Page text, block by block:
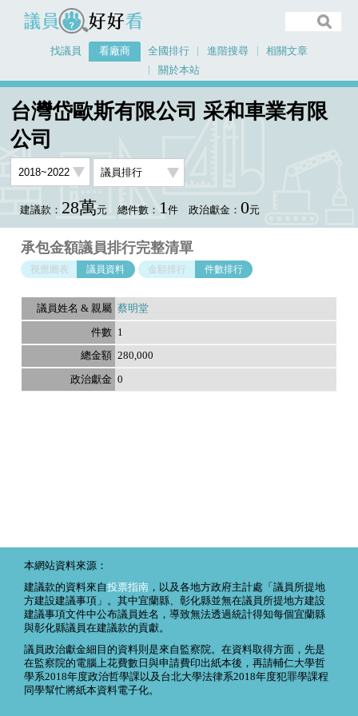
議員好好看
找議員 看廠商 全國排行 進階搜尋
相關文章
關於本站
台灣岱歐斯有限公司 采和車業有限
公司
建議款： 28萬元 總件數： 1件 政治獻金： 0元
承包金額議員排行完整清單
視覺圖表 議員資料 金額排行 件數排行
蔡明堂
1
280,000
0
本網站資料來源：
建議款的資料來自投票指南 ，以及各地方政府主計處「議員所提地
方建設建議事項」。其中宜蘭縣、彰化縣並無在議員所提地方建設
建議事項文件中公布議員姓名，導致無法透過統計得知每個宜蘭縣
與彰化縣議員在建議款的貢獻。
議員政治獻金細目的資料則是來自監察院。在資料取得方面，先是
在監察院的電腦上花費數日與申請費印出紙本後，再請輔仁大學哲
學系2018年度政治哲學課以及台北大學法律系2018年度犯罪學課程
同學幫忙將紙本資料電子化。